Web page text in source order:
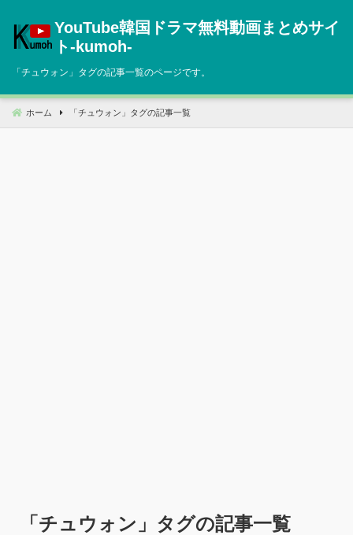
へ
動
YouTube韓国ドラマ無料動画まとめサイ
ト‐kumoh‐
「チュウォン 」タグの記事一覧のページです。
ホーム 「 チュウォン 」タグの記事一覧
「チュウォン 」タグの記事一覧